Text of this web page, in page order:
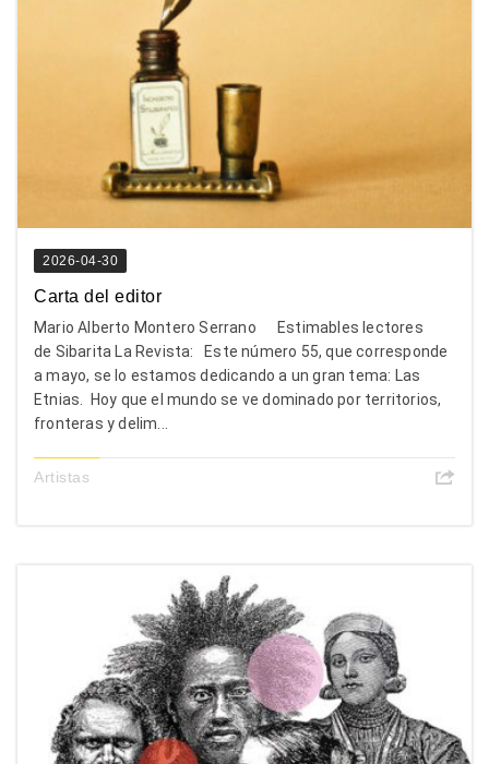
2026-04-30
Carta del editor
Mario Alberto Montero Serrano Estimables lectores
de Sibarita La Revista: Este número 55, que corresponde
a mayo, se lo estamos dedicando a un gran tema: Las
Etnias. Hoy que el mundo se ve dominado por territorios,
fronteras y delim...
Artistas